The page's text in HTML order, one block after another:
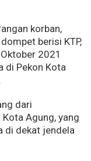
korban,
berisi KTP,
2021
di Pekon Kota
dari
Agung, yang
di dekat jendela